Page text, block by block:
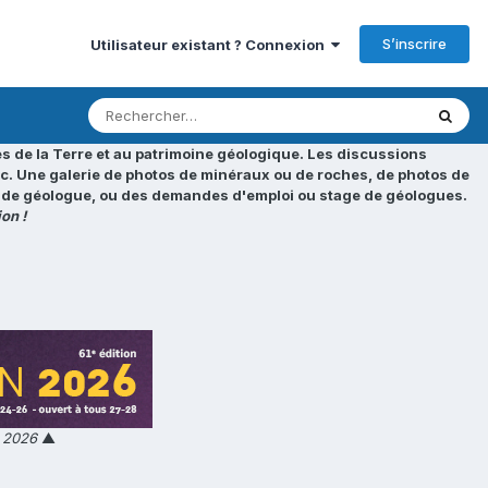
Utilisateur existant ? Connexion S’inscrire
de la Terre et au patrimoine géologique. Les discussions
galerie de photos de minéraux ou de roches, de photos de
géologue, ou des demandes d'emploi ou stage de géologues.
!
▲